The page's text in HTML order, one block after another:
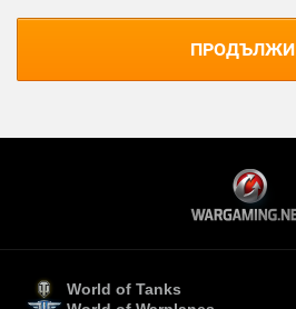
ПРОДЪЛЖИ
World of Tanks